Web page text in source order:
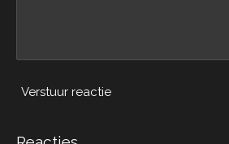
Verstuur reactie